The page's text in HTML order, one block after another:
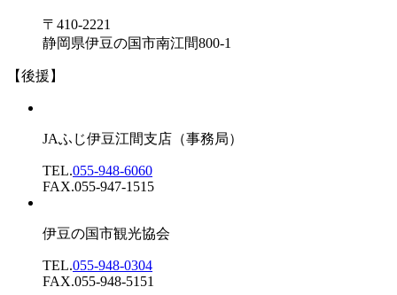
〒410-2221
静岡県伊豆の国市南江間800-1
【後援】
JAふじ伊豆江間支店 （事務局）
TEL.055-948-6060
FAX.055-947-1515
伊豆の国市観光協会
TEL.055-948-0304
FAX.055-948-5151